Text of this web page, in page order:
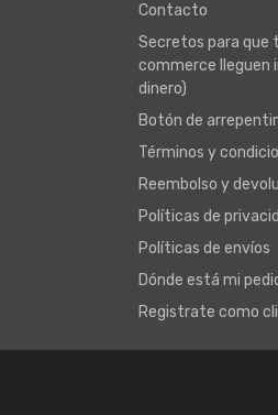
Contacto
Secretos para que
commerce lleguen
dinero)
Botón de
Términos y
Reembolso y
Políticas de
Políticas de envíos
Dónde está mi
Registrate como